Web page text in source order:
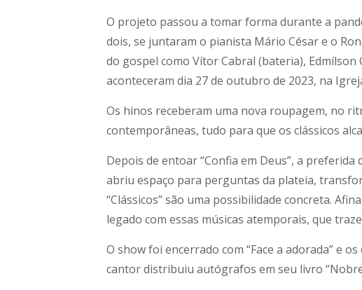
O projeto passou a tomar forma durante a
dois, se juntaram o pianista Mário César e o
do gospel como Vítor Cabral (bateria),
aconteceram dia 27 de outubro de 2023, na
Os hinos receberam uma nova roupagem, no
contemporâneas, tudo para que os clássicos
Depois de entoar “Confia em Deus”, a preferida
abriu espaço para perguntas da plateia,
“Clássicos” são uma possibilidade concreta.
legado com essas músicas atemporais, que
O show foi encerrado com “Face a adorada” e
cantor distribuiu autógrafos em seu livro